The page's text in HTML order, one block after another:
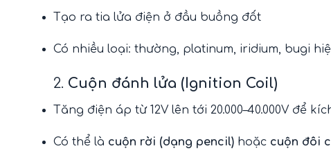
Tạo ra tia lửa điện ở đầu buồng đốt
Có nhiều loại: thường, platinum, iridium, bugi
2. Cuộn đánh lửa (Ignition Coil)
Tăng điện áp từ 12V lên tới 20.000–40.000V để
Có thể là cuộn rời (dạng pencil) hoặc cuộn đôi